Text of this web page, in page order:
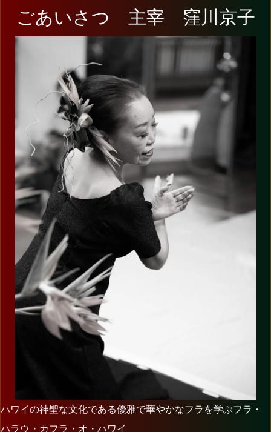
ごあいさつ 主宰 窪川京子
ハワイの神聖な文化である優雅で華やかなフラを学ぶフラ・
ハラウ・カフラ・オ・ハワイ